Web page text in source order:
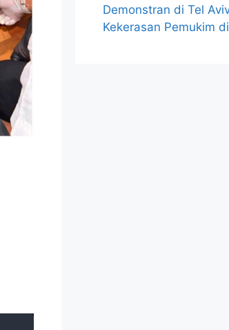
Demonstran di Tel
Kekerasan Pemukim